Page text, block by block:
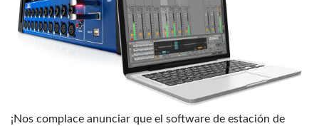
Nuestra historia
¡Nos complace anunciar que el software de estación de